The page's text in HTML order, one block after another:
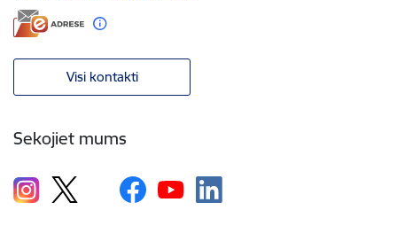
Visi kontakti
Sekojiet mums